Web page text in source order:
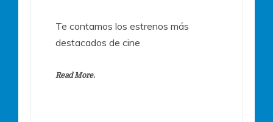
Te contamos los estrenos más
destacados de cine
Read More.